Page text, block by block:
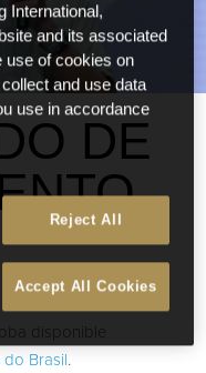
DE
disponible
Brasil.
International,
and its associated
use of cookies on
and use data
use in accordance
Reject All
Accept All Cookies